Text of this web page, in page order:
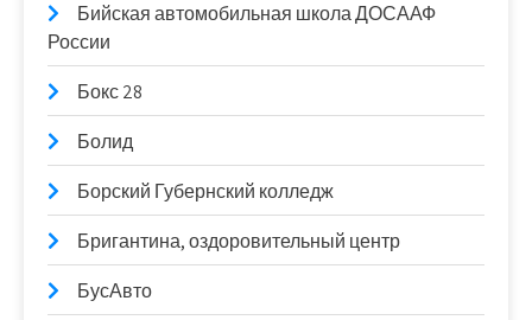
Бийская автомобильная школа ДОСААФ
России
Бокс 28
Болид
Борский Губернский колледж
Бригантина, оздоровительный центр
БусАвто